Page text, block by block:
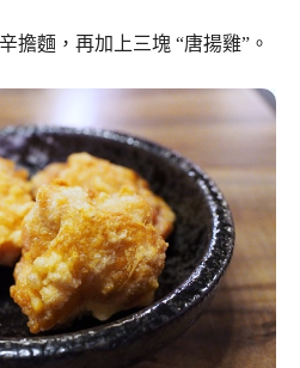
擔麵，再加上三塊 “唐揚雞”。